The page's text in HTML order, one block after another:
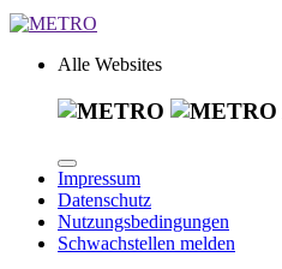
Alle Websites
Impressum
Datenschutz
Nutzungsbedingungen
Schwachstellen melden